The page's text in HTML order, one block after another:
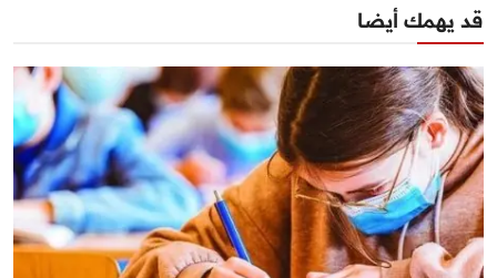
قد يهمك أيضا